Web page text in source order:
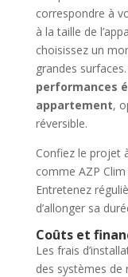
correspondre à
à la taille de
choisissez un
grandes
performances
appartement,
réversible.
Confiez le projet
comme AZP
Entretenez
d’allonger sa
Coûts et
Les frais
des systèmes de